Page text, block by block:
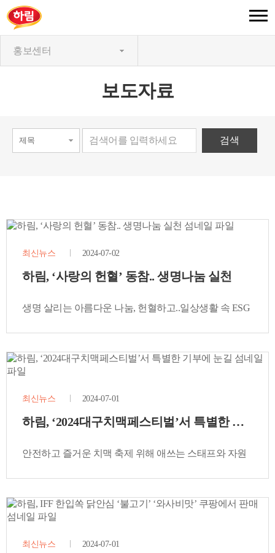
홍보센터
보도자료
최신뉴스 2024-07-02
하림, ‘사랑의 헌혈’ 동참.. 생명나눔 실천
생명 살리는 아름다운 나눔, 헌혈하고..일상생활 속 ESG
최신뉴스 2024-07-01
하림, ‘2024대구치맥페스티벌’서 특별한 기부에
안전하고 즐거운 치맥 축제 위해 애쓰는 스태프와 자원
최신뉴스 2024-07-01